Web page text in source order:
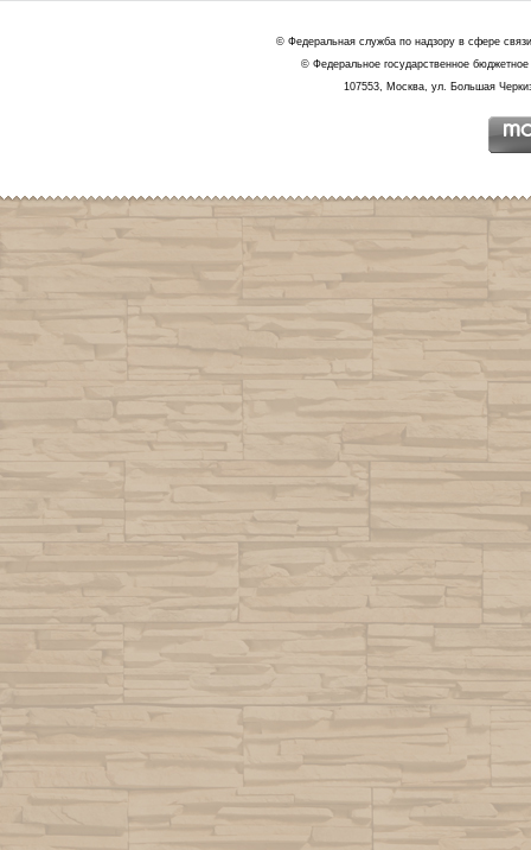
© Федеральная служба по надзору в сфере
© Федеральное государственное
107553, Москва, ул. Большая